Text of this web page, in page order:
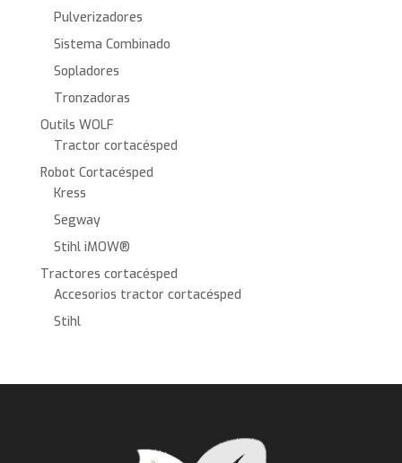
Pulverizadores
Sistema Combinado
Sopladores
Tronzadoras
Outils WOLF
Tractor cortacésped
Robot Cortacésped
Kress
Segway
Stihl iMOW®
Tractores cortacésped
Accesorios tractor cortacésped
Stihl